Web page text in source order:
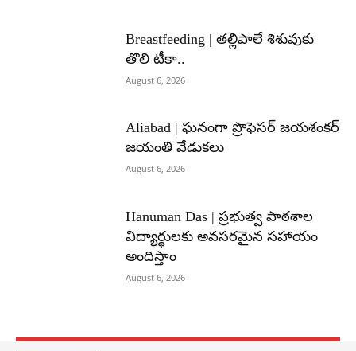
Breastfeeding | తల్లిపాలే శిశువుకు
తొలి టీకా..
August 6, 2026
Aliabad | ఘనంగా ప్రొఫెసర్ జయశంకర్
జయంతి వేడుకలు
August 6, 2026
Hanuman Das | ప్రభుత్వ పాఠశాల
విద్యార్థులకు అవసరమైన సహాయం
అందిస్తాం
August 6, 2026